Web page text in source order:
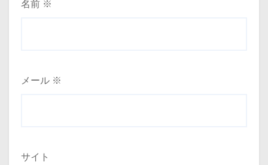
名前 ※
メール ※
サイト